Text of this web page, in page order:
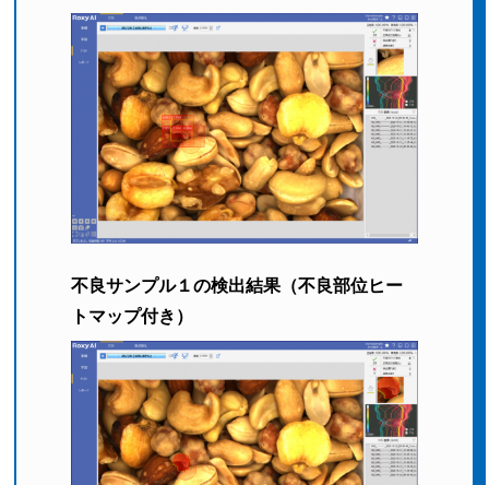
不良サンプル１の検出結果 （不良部位ヒー
トマップ付き）